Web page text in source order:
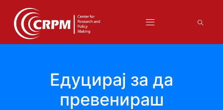
Едуцирај за да
превенираш